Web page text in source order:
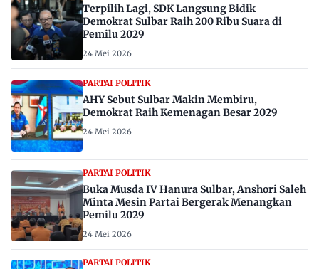
Terpilih Lagi, SDK Langsung Bidik
Demokrat Sulbar Raih 200 Ribu Suara di
Pemilu 2029
24 Mei 2026
PARTAI POLITIK
AHY Sebut Sulbar Makin Membiru,
Demokrat Raih Kemenagan Besar 2029
24 Mei 2026
PARTAI POLITIK
Buka Musda IV Hanura Sulbar, Anshori Saleh
Minta Mesin Partai Bergerak Menangkan
Pemilu 2029
24 Mei 2026
PARTAI POLITIK